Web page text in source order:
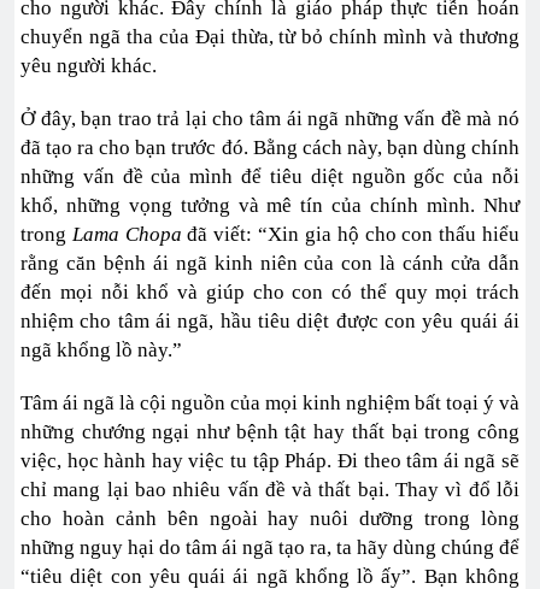
cho người khác. Đây chính là giáo pháp thực tiễn hoán
chuyển ngã tha của Đại thừa, từ bỏ chính mình và thương
yêu người khác.
Ở đây, bạn trao trả lại cho tâm ái ngã những vấn đề mà nó
đã tạo ra cho bạn trước đó. Bằng cách này, bạn dùng chính
những vấn đề của mình để tiêu diệt nguồn gốc của nỗi
khổ, những vọng tưởng và mê tín của chính mình. Như
trong Lama Chopa đã viết: “Xin gia hộ cho con thấu hiểu
rằng căn bệnh ái ngã kinh niên của con là cánh cửa dẫn
đến mọi nỗi khổ và giúp cho con có thể quy mọi trách
nhiệm cho tâm ái ngã, hầu tiêu diệt được con yêu quái ái
ngã khổng lồ này.”
Tâm ái ngã là cội nguồn của mọi kinh nghiệm bất toại ý và
những chướng ngại như bệnh tật hay thất bại trong công
việc, học hành hay việc tu tập Pháp. Đi theo tâm ái ngã sẽ
chỉ mang lại bao nhiêu vấn đề và thất bại. Thay vì đổ lỗi
cho hoàn cảnh bên ngoài hay nuôi dưỡng trong lòng
những nguy hại do tâm ái ngã tạo ra, ta hãy dùng chúng để
“tiêu diệt con yêu quái ái ngã khổng lồ ấy”. Bạn không